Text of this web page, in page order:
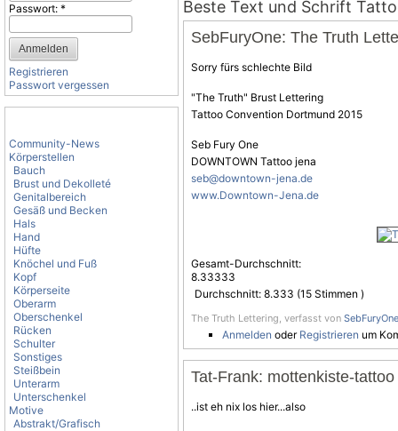
Passwort: *
Registrieren
Passwort vergessen
Community-News
Körperstellen
Bauch
Brust und Dekolleté
Genitalbereich
Gesäß und Becken
Hals
Hand
Hüfte
Knöchel und Fuß
Kopf
Körperseite
Oberarm
Oberschenkel
Rücken
Schulter
Sonstiges
Steißbein
Unterarm
Unterschenkel
Motive
Abstrakt/Grafisch
Beste Text und Schrift
SebFuryOne: The Truth
Sorry fürs schlechte Bild
"The Truth" Brust Lettering
Tattoo Convention Dortmund 2015
Seb Fury One
DOWNTOWN Tattoo jena
seb@downtown-jena.de
www.Downtown-Jena.de
Gesamt-Durchschnitt:
8.33333
Durchschnitt: 8.333 (15 Stimmen )
The Truth Lettering, verfasst von SebFuryOne
Anmelden oder Registrieren um
Tat-Frank: mottenkiste-tattoo
..ist eh nix los hier...also